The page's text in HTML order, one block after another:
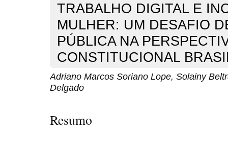
TRABALHO DIGITAL E
MULHER: UM DESAFIO
PÚBLICA NA
CONSTITUCIONAL
Adriano Marcos Soriano Lope, Solainy
Delgado
Resumo